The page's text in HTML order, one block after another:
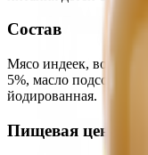
Состав
Мясо индеек, вода
5%, масло
йодированная.
Пищевая